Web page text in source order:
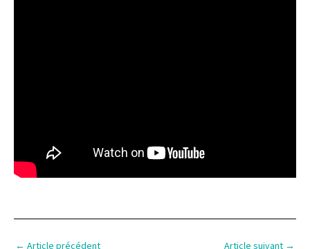
← Article précédent Article suivant →